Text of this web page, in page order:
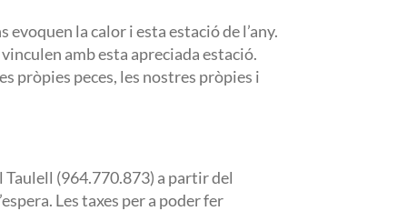
la calor i esta estació de l’any.
amb esta apreciada estació.
pròpies peces, les nostres pròpies i
(964.770.873) a partir del
Les taxes per a poder fer